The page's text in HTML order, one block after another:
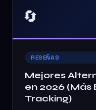
🔄
RESEÑAS
Mejores
en 2026 (Más
Tracking)